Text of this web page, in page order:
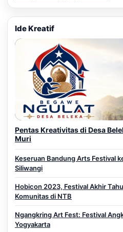
Ide Kreatif
Pentas Kreativitas di Desa
Muri
Keseruan Bandung Arts Festival
Siliwangi
Hobicon 2023, Festival Akhir
Komunitas di NTB
Ngangkring Art Fest: Festival
Yogyakarta